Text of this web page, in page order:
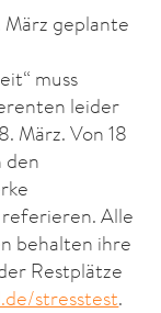
März geplante
muss
leider
März. Von 18
den
Alle
behalten ihre
Restplätze
stresstest.